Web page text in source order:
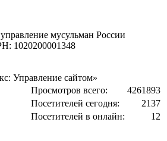
мусульман России
1020200001348
Управление сайтом»
Просмотров всего:
4261893
Посетителей сегодня:
2137
Посетителей в онлайн:
12